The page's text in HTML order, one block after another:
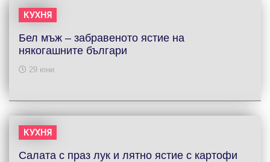
КУХНЯ
Бел мъж – забравеното ястие на
някогашните българи
29 юни
КУХНЯ
Салата с праз лук и лятно ястие с картофи